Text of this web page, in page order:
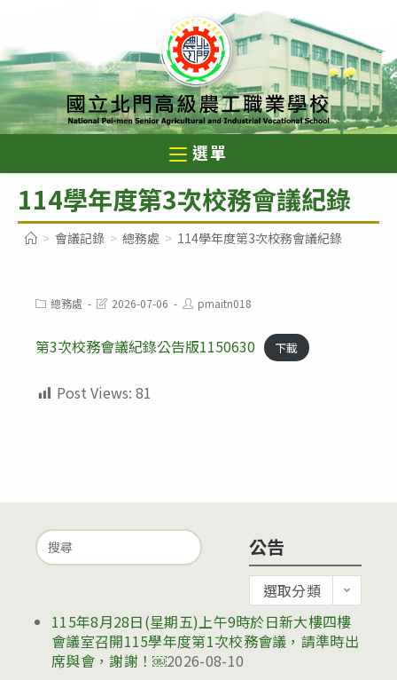
至
主
要
內
選單
114學年度第3次校務會議紀錄
> 會議記錄 > 總務處 > 114學年度第3次校務會議紀錄
Post總務處
Post2026-07-06
Post
author:
pmaitn018
第3次校務會議紀錄公告版1150630 下載
Post Views: 81
Search
for:
公告
告
選取分類
115年8月28日(星期五)上午9時於日新大樓四樓
會議室召開115學年度第1次校務會議，請準時出
席與會，謝謝！￼2026-08-10